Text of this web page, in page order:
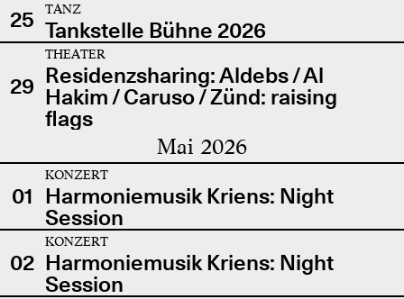
25
TANZ
Tankstelle Bühne 2026
29
THEATER
Residenzsharing: Aldebs / Al
Hakim / Caruso / Zünd: raising
flags
Mai 2026
01
KONZERT
Harmoniemusik Kriens: Night
Session
02
KONZERT
Harmoniemusik Kriens: Night
Session